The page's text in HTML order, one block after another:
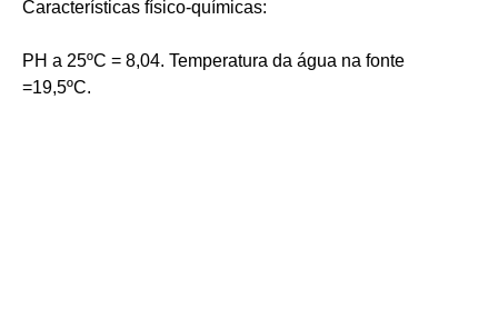
Características físico-químicas:
PH a 25ºC = 8,04. Temperatura da água na fonte
=19,5ºC.